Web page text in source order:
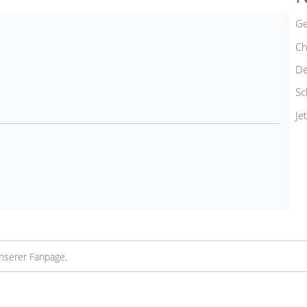
Fanpage.